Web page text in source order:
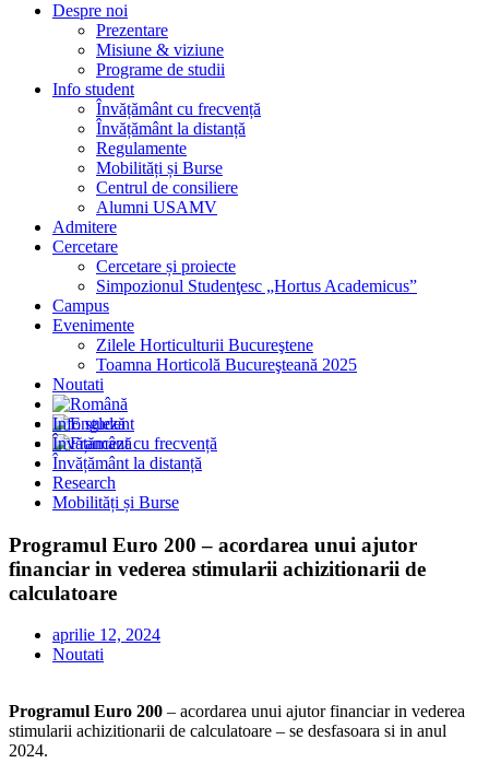
Despre noi
Prezentare
Misiune & viziune
Programe de studii
Info student
Învățământ cu frecvență
Învățământ la distanță
Regulamente
Mobilități și Burse
Centrul de consiliere
Alumni USAMV
Admitere
Cercetare
Cercetare și proiecte
Simpozionul Studenţesc „Hortus Academicus”
Campus
Evenimente
Zilele Horticulturii Bucureştene
Toamna Horticolă Bucureşteană 2025
Noutati
Info student
Învățământ cu frecvență
Învățământ la distanță
Research
Mobilități și Burse
Programul Euro 200 – acordarea unui ajutor
financiar in vederea stimularii achizitionarii de
calculatoare
aprilie 12, 2024
Noutati
Programul Euro 200 – acordarea unui ajutor financiar in vederea
stimularii achizitionarii de calculatoare – se desfasoara si in anul
2024.